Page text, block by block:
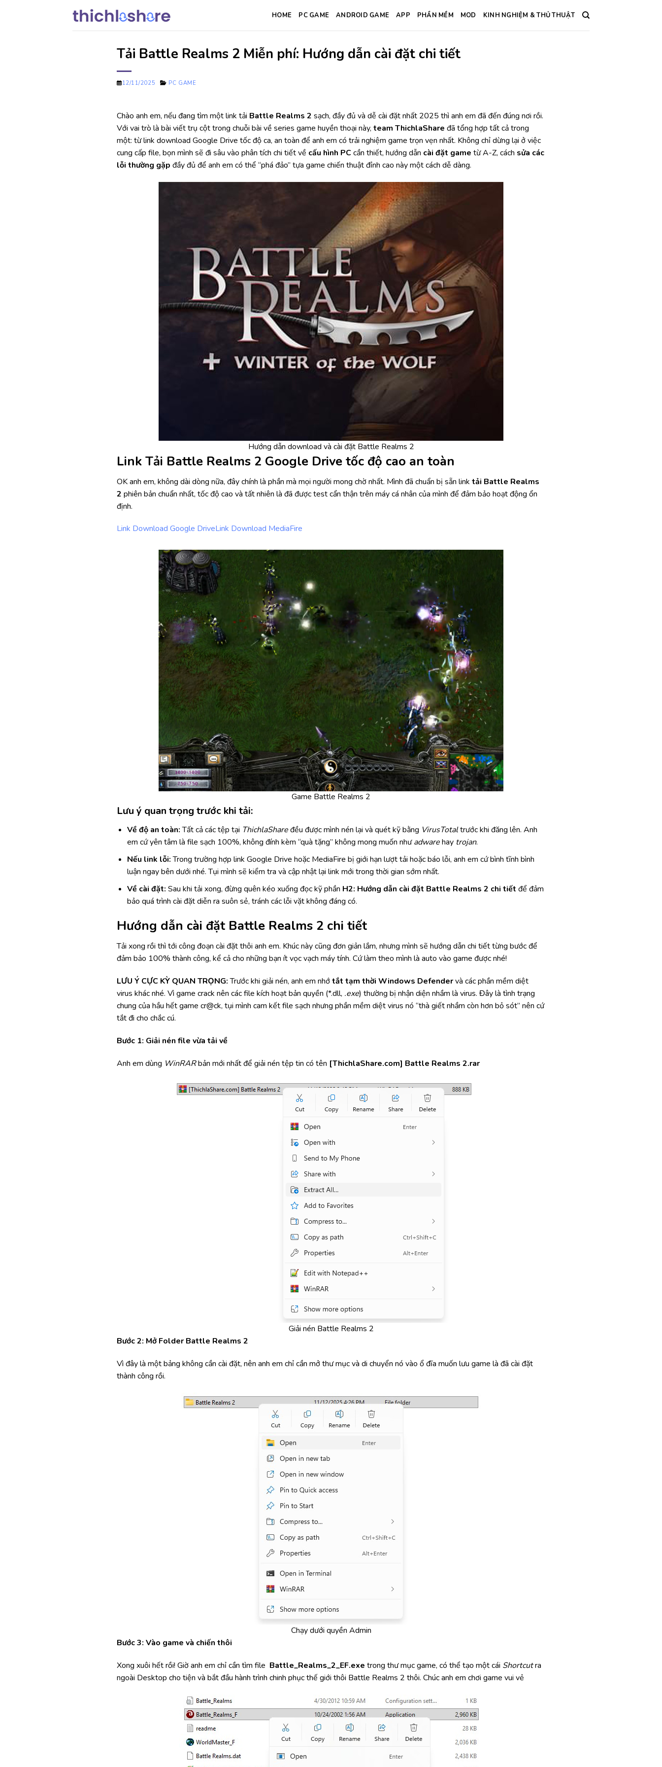
HOME PC GAME ANDROID GAME APP PHẦN MỀM MOD KINH NGHIỆM & THỦ THUẬT
Tải Battle Realms 2 Miễn phí: Hướng dẫn cài đặt chi tiết
12/11/2025 PC GAME
Chào anh em, nếu đang tìm một link tải Battle Realms 2 sạch, đầy đủ và dễ cài đặt nhất 2025 thì anh em đã đến đúng nơi rồi.
Với vai trò là bài viết trụ cột trong chuỗi bài về series game huyền thoại này, team ThichlaShare đã tổng hợp tất cả trong
một: từ link download Google Drive tốc độ ca, an toàn để anh em có trải nghiệm game trọn vẹn nhất. Không chỉ dừng lại ở việc
cung cấp file, bọn mình sẽ đi sâu vào phân tích chi tiết về cấu hình PCcần thiết, hướng dẫn cài đặt game từ A-Z, cách sửa các
lỗi thường gặp đầy đủ để anh em có thể “phá đảo” tựa game chiến thuật đỉnh cao này một cách dễ dàng.
Hướng dẫn download và cài đặt Battle Realms 2
Link Tải Battle Realms 2 Google Drive tốc độ cao an toàn
OK anh em, không dài dòng nữa, đây chính là phần mà mọi người mong chờ nhất. Mình đã chuẩn bị sẵn link tải Battle Realms
2 phiên bản chuẩn nhất, tốc độ cao và tất nhiên là đã được test cẩn thận trên máy cá nhân của mình để đảm bảo hoạt động ổn
định.
Link Download Google DriveLink Download MediaFire
Game Battle Realms 2
Lưu ý quan trọng trước khi tải:
Về độ an toàn:Tất cả các tệp tại ThichlaShaređều được mình nén lại và quét kỹ bằng VirusTotaltrước khi đăng lên. Anh
em cứ yên tâm là file sạch 100%, không đính kèm “quà tặng” không mong muốn nhưadwarehay trojan.
Nếu link lỗi:Trong trường hợp link Google Drive hoặc MediaFire bị giới hạn lượt tải hoặc báo lỗi, anh em cứ bình tĩnh bình
luận ngay bên dưới nhé. Tụi mình sẽ kiểm tra và cập nhật lại link mới trong thời gian sớm nhất.
Về cài đặt: Sau khi tải xong, đừng quên kéo xuống đọc kỹ phần H2: Hướng dẫn cài đặt Battle Realms 2 chi tiết để đảm
bảo quá trình cài đặt diễn ra suôn sẻ, tránh các lỗi vặt không đáng có.
Hướng dẫn cài đặt Battle Realms 2 chi tiết
Tải xong rồi thì tới công đoạn cài đặt thôi anh em. Khúc này cũng đơn giản lắm, nhưng mình sẽ hướng dẫn chi tiết từng bước để
đảm bảo 100% thành công, kể cả cho những bạn ít vọc vạch máy tính. Cứ làm theo mình là auto vào game được nhé!
LƯU Ý CỰC KỲ QUAN TRỌNG:Trước khi giải nén, anh em nhớtắt tạm thời Windows Defendervà các phần mềm diệt
virus khác nhé. Vì game crack nên các file kích hoạt bản quyền (*.dll, .exe) thường bị nhận diện nhầm là virus. Đây là tình trạng
chung của hầu hết game cr@ck, tụi mình cam kết file sạch nhưng phần mềm diệt virus nó “thà giết nhầm còn hơn bỏ sót” nên cứ
tắt đi cho chắc cú.
Bước 1: Giải nén file vừa tải về
Anh em dùng WinRARbản mới nhất để giải nén tệp tin có tên [ThichlaShare.com] Battle Realms 2.rar
Giải nén Battle Realms 2
Bước 2: Mở Folder Battle Realms 2
Vì đây là một bảng không cần cài đặt, nên anh em chỉ cần mở thư mục và di chuyển nó vào ổ đĩa muốn lưu game là đã cài đặt
thành công rồi.
Chạy dưới quyền Admin
Bước 3: Vào game và chiến thôi
Xong xuôi hết rồi! Giờ anh em chỉ cần tìm file Battle_Realms_2_EF.exe trong thư mục game, có thể tạo một cái Shortcutra
ngoài Desktop cho tiện và bắt đầu hành trình chinh phục thế giới thôi Battle Realms 2 thôi. Chúc anh em chơi game vui vẻ